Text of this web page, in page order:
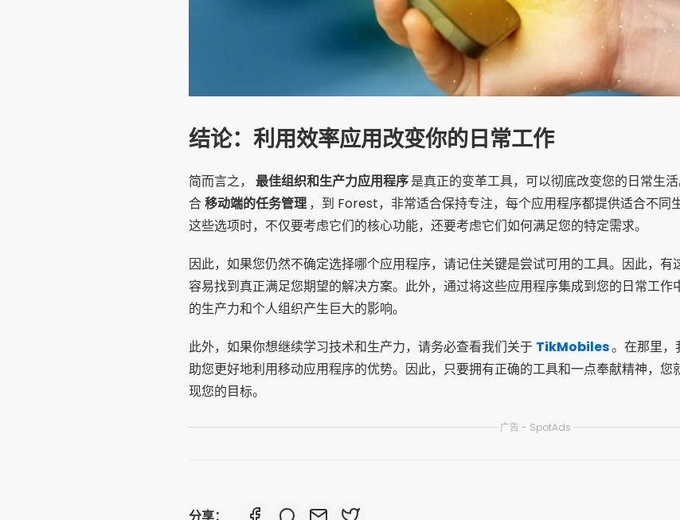
结论：利用效率应用改变你的日常工作
简而言之， 最佳组织和生产力应用程序是真正的变革工具，可以彻底改变您的日常生
合移动端的任务管理，到 Forest，非常适合保持专注，每个应用程序都提供适合不同
这些选项时，不仅要考虑它们的核心功能，还要考虑它们如何满足您的特定需求。
因此，如果您仍然不确定选择哪个应用程序，请记住关键是尝试可用的工具。因此，有
容易找到真正满足您期望的解决方案。此外，通过将这些应用程序集成到您的日常工
的生产力和个人组织产生巨大的影响。
此外，如果你想继续学习技术和生产力，请务必查看我们关于 TikMobiles。在那里，
助您更好地利用移动应用程序的优势。因此，只要拥有正确的工具和一点奉献精神，
现您的目标。
广告 - SpotAds
分享：